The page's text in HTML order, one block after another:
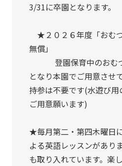
3/31に卒園となります。
★２０２６年度「おむ
無償」
登園保育中のおむつ
となり本園でご用意させ
持参は不要です(水遊び
ご用意願います)
★毎月第二・第四木曜日
よる英語レッスンがあり
も取り入れています。楽